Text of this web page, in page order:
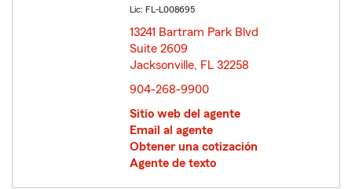
Lic: FL-L008695
13241 Bartram Park Blvd
Suite 2609
Jacksonville, FL 32258
904-268-9900
Sitio web del agente
Email al agente
Obtener una cotización
Agente de texto